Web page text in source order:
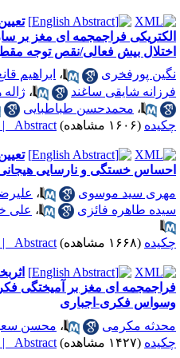
فراجمجمه ای مغز بر
بیش فعالی/نقص توجه
پورفخری
،ابراهیم
شایقی ساغند
،ژاله
،محمدحسن طباطبایی
(۱۶۰۶ مشاهده) Abstract |
خستگی و نارسایی هیجانی
سید موسوی
،علیرضا
طاهره فائزی
،علی
(۱۶۶۸ مشاهده) Abstract |
ای مغز بر آمیختگی فکر
فکری-اجباری
مکرمی
،محسن
(۱۴۲۷ مشاهده) Abstract |